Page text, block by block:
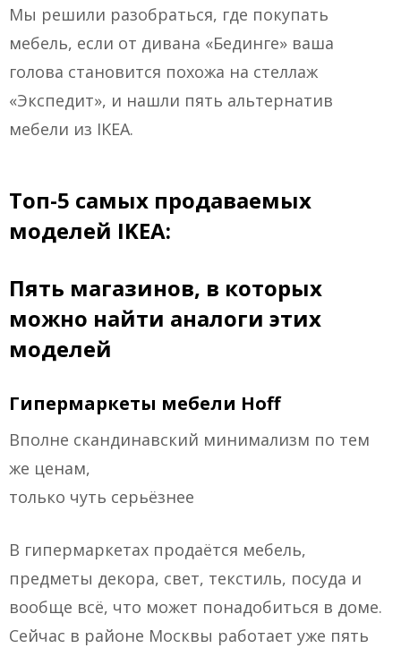
Мы решили разобраться, где покупать
мебель, если от дивана «Бединге» ваша
голова становится похожа на стеллаж
«Экспедит», и нашли пять альтернатив
мебели из IKEA.
Топ-5 самых продаваемых
моделей IKEA:
Пять магазинов, в которых
можно найти аналоги этих
моделей
Гипермаркеты мебели Hoff
Вполне скандинавский минимализм по тем
же ценам,
только чуть серьёзнее
В гипермаркетах продаётся мебель,
предметы декора, свет, текстиль, посуда и
вообще всё, что может понадобиться в доме.
Сейчас в районе Москвы работает уже пять